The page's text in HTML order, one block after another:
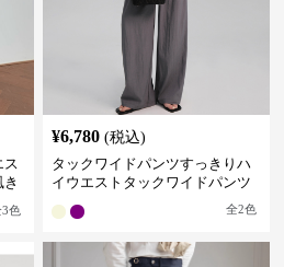
ス
3色
¥6,780 (税込)
タックワイドパンツすっきりハ
イウエストタックワイドパンツ
全2色